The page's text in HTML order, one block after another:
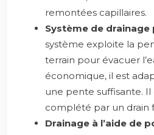
remontées capillaires.
Système de drainage
système exploite la
terrain pour évacuer
économique, il est
une pente suffisante. Il
complété par un drain
Drainage à l’aide de